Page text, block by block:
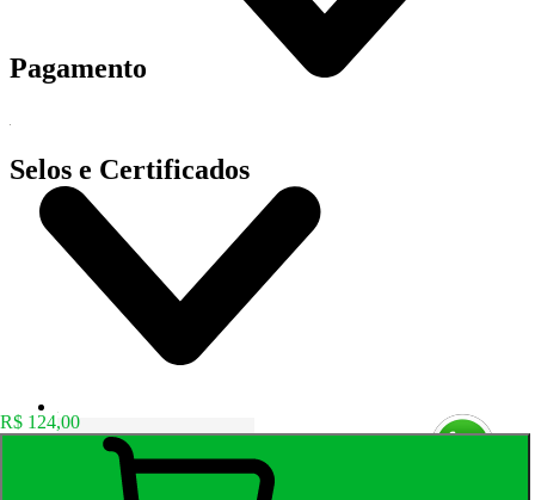
Pagamento
Selos e Certificados
R$ 124,00